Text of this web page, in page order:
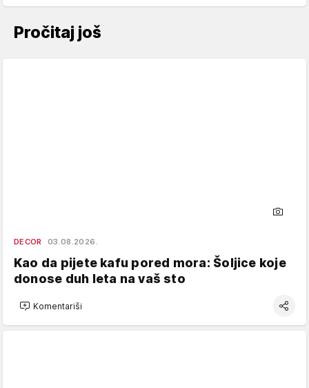
Pročitaj još
DECOR 03.08.2026.
Kao da pijete kafu pored mora: Šoljice koje
donose duh leta na vaš sto
Komentariši